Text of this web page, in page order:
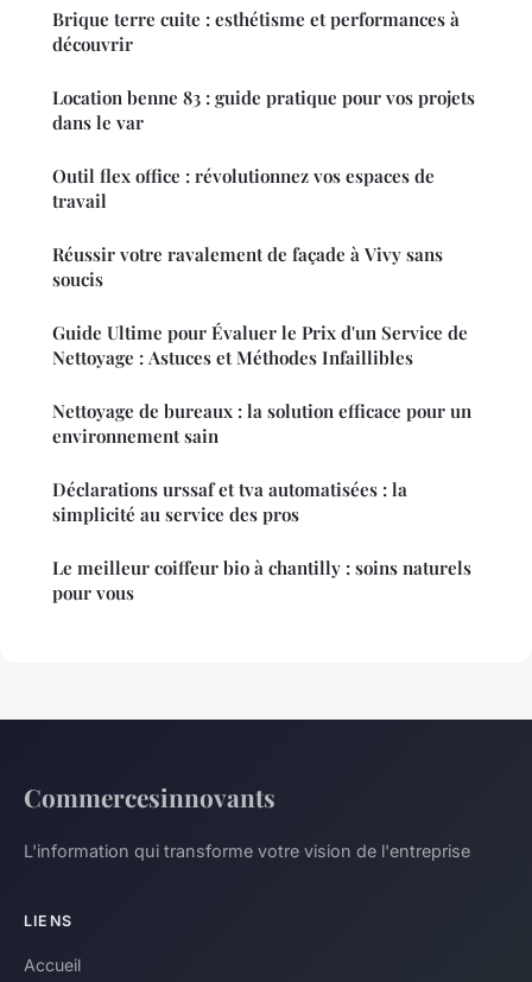
Brique terre cuite : esthétisme et performances à
découvrir
Location benne 83 : guide pratique pour vos projets
dans le var
Outil flex office : révolutionnez vos espaces de
travail
Réussir votre ravalement de façade à Vivy sans
soucis
Guide Ultime pour Évaluer le Prix d'un Service de
Nettoyage : Astuces et Méthodes Infaillibles
Nettoyage de bureaux : la solution efficace pour un
environnement sain
Déclarations urssaf et tva automatisées : la
simplicité au service des pros
Le meilleur coiffeur bio à chantilly : soins naturels
pour vous
Commercesinnovants
L'information qui transforme votre vision de l'entreprise
LIENS
Accueil